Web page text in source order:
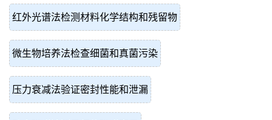
红外光谱法检测材料化学结构和残留物
微生物培养法检查细菌和真菌污染
压力衰减法验证密封性能和泄漏